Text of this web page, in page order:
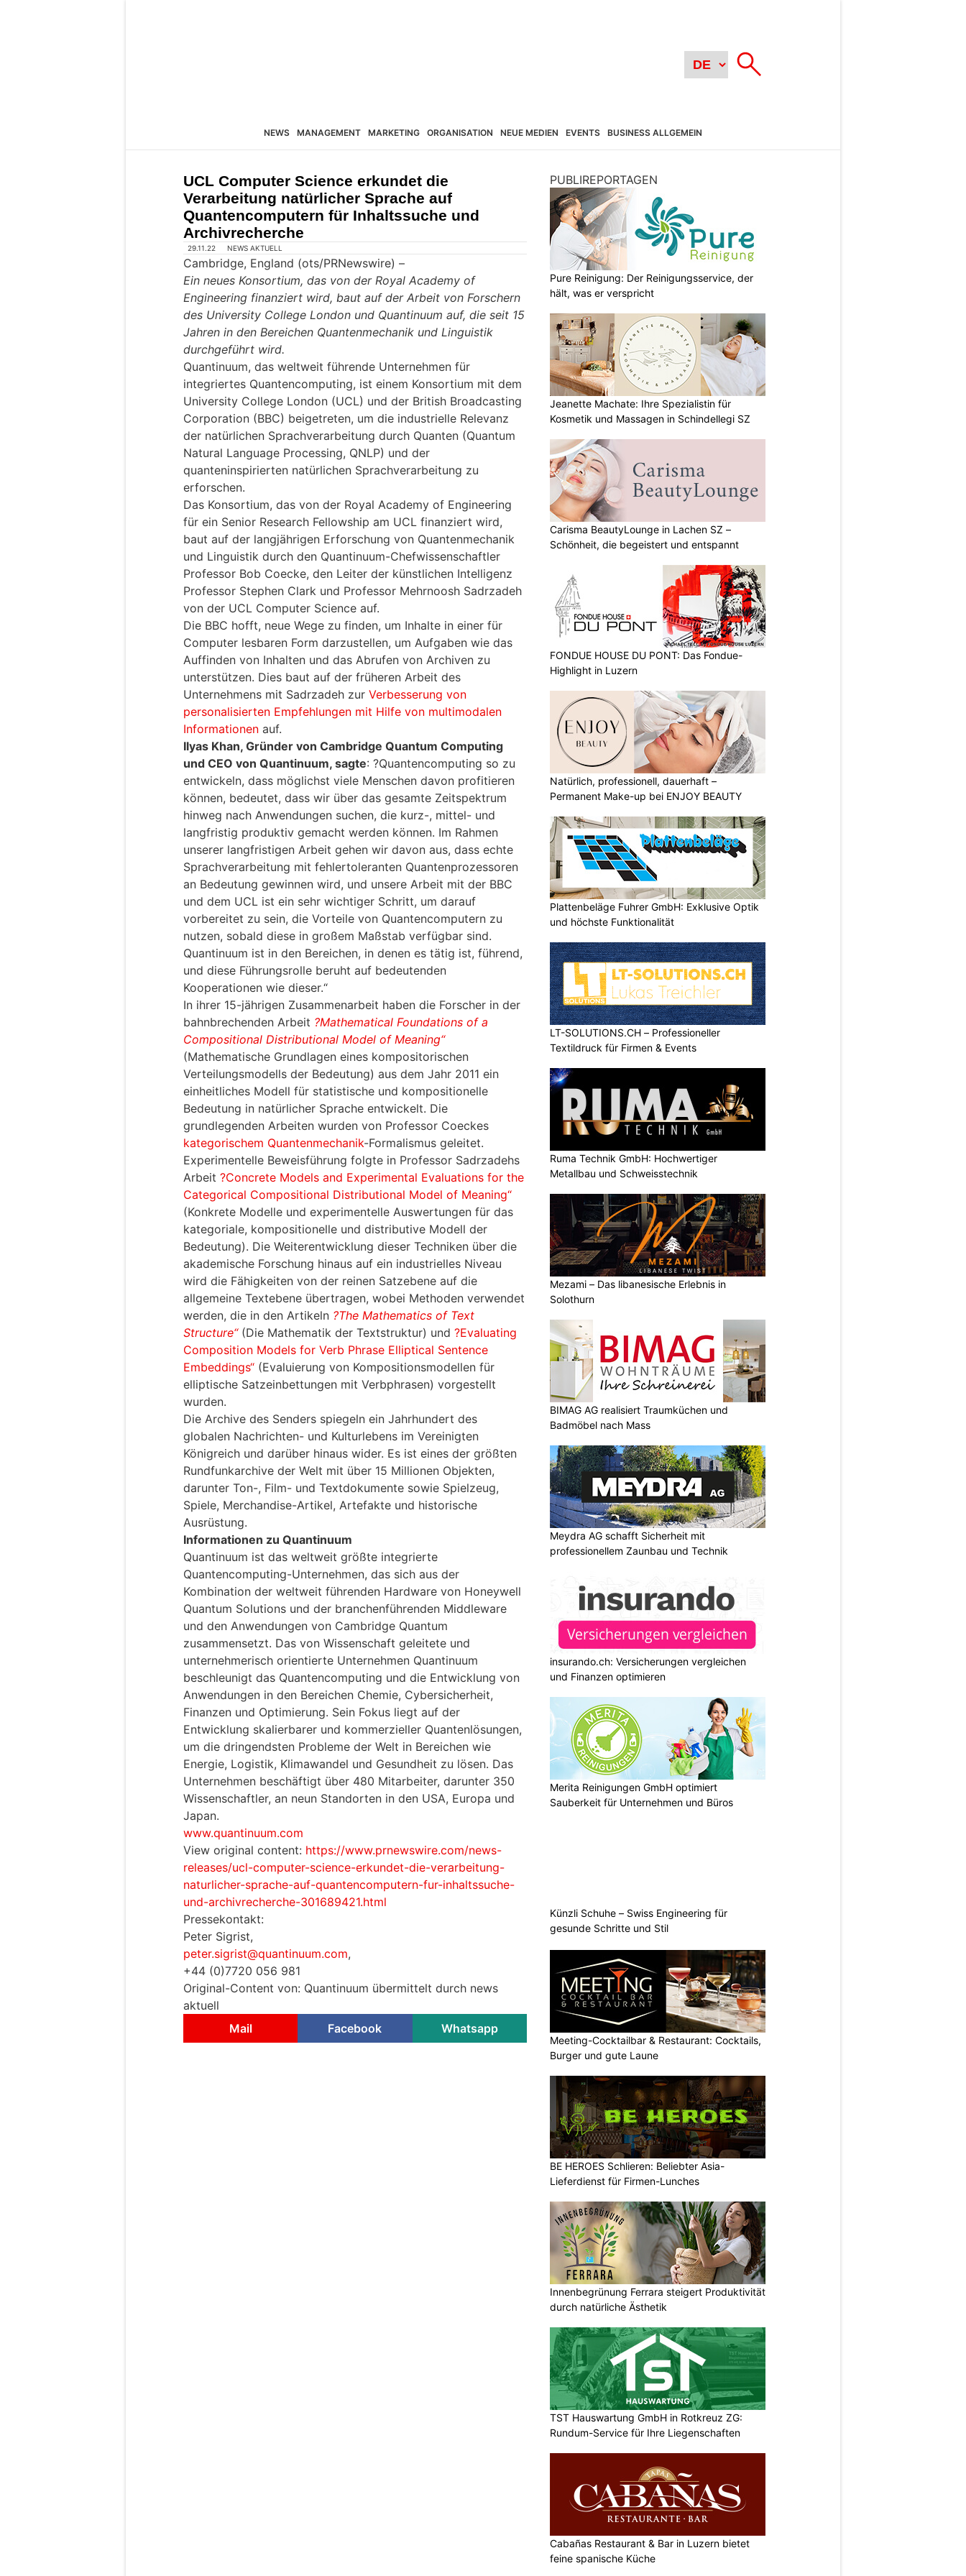
NEWS MANAGEMENT MARKETING ORGANISATION NEUE MEDIEN EVENTS BUSINESS ALLGEMEIN
UCL Computer Science erkundet die
Verarbeitung natürlicher Sprache auf
Quantencomputern für Inhaltssuche und
Archivrecherche
29.11.22 NEWS AKTUELL
Cambridge, England (ots/PRNewswire) –
Ein neues Konsortium, das von der Royal Academy of
Engineering finanziert wird, baut auf der Arbeit von Forschern
des University College London und Quantinuum auf, die seit 15
Jahren in den Bereichen Quantenmechanik und Linguistik
durchgeführt wird.
Quantinuum, das weltweit führende Unternehmen für
integriertes Quantencomputing, ist einem Konsortium mit dem
University College London (UCL) und der British Broadcasting
Corporation (BBC) beigetreten, um die industrielle Relevanz
der natürlichen Sprachverarbeitung durch Quanten (Quantum
Natural Language Processing, QNLP) und der
quanteninspirierten natürlichen Sprachverarbeitung zu
erforschen.
Das Konsortium, das von der Royal Academy of Engineering
für ein Senior Research Fellowship am UCL finanziert wird,
baut auf der langjährigen Erforschung von Quantenmechanik
und Linguistik durch den Quantinuum-Chefwissenschaftler
Professor Bob Coecke, den Leiter der künstlichen Intelligenz
Professor Stephen Clark und Professor Mehrnoosh Sadrzadeh
von der UCL Computer Science auf.
Die BBC hofft, neue Wege zu finden, um Inhalte in einer für
Computer lesbaren Form darzustellen, um Aufgaben wie das
Auffinden von Inhalten und das Abrufen von Archiven zu
unterstützen. Dies baut auf der früheren Arbeit des
Unternehmens mit Sadrzadeh zur Verbesserung von
personalisierten Empfehlungen mit Hilfe von multimodalen
Informationen auf.
Ilyas Khan, Gründer von Cambridge Quantum Computing
und CEO von Quantinuum, sagte: ?Quantencomputing so zu
entwickeln, dass möglichst viele Menschen davon profitieren
können, bedeutet, dass wir über das gesamte Zeitspektrum
hinweg nach Anwendungen suchen, die kurz-, mittel- und
langfristig produktiv gemacht werden können. Im Rahmen
unserer langfristigen Arbeit gehen wir davon aus, dass echte
Sprachverarbeitung mit fehlertoleranten Quantenprozessoren
an Bedeutung gewinnen wird, und unsere Arbeit mit der BBC
und dem UCL ist ein sehr wichtiger Schritt, um darauf
vorbereitet zu sein, die Vorteile von Quantencomputern zu
nutzen, sobald diese in großem Maßstab verfügbar sind.
Quantinuum ist in den Bereichen, in denen es tätig ist, führend,
und diese Führungsrolle beruht auf bedeutenden
Kooperationen wie dieser.“
In ihrer 15-jährigen Zusammenarbeit haben die Forscher in der
bahnbrechenden Arbeit ?Mathematical Foundations of a
Compositional Distributional Model of Meaning“
(Mathematische Grundlagen eines kompositorischen
Verteilungsmodells der Bedeutung) aus dem Jahr 2011 ein
einheitliches Modell für statistische und kompositionelle
Bedeutung in natürlicher Sprache entwickelt. Die
grundlegenden Arbeiten wurden von Professor Coeckes
kategorischem Quantenmechanik-Formalismus geleitet.
Experimentelle Beweisführung folgte in Professor Sadrzadehs
Arbeit ?Concrete Models and Experimental Evaluations for the
Categorical Compositional Distributional Model of Meaning“
(Konkrete Modelle und experimentelle Auswertungen für das
kategoriale, kompositionelle und distributive Modell der
Bedeutung). Die Weiterentwicklung dieser Techniken über die
akademische Forschung hinaus auf ein industrielles Niveau
wird die Fähigkeiten von der reinen Satzebene auf die
allgemeine Textebene übertragen, wobei Methoden verwendet
werden, die in den Artikeln ?The Mathematics of Text
Structure“(Die Mathematik der Textstruktur) und ?Evaluating
Composition Models for Verb Phrase Elliptical Sentence
Embeddings“ (Evaluierung von Kompositionsmodellen für
elliptische Satzeinbettungen mit Verbphrasen) vorgestellt
wurden.
Die Archive des Senders spiegeln ein Jahrhundert des
globalen Nachrichten- und Kulturlebens im Vereinigten
Königreich und darüber hinaus wider. Es ist eines der größten
Rundfunkarchive der Welt mit über 15 Millionen Objekten,
darunter Ton-, Film- und Textdokumente sowie Spielzeug,
Spiele, Merchandise-Artikel, Artefakte und historische
Ausrüstung.
Informationen zu Quantinuum
Quantinuum ist das weltweit größte integrierte
Quantencomputing-Unternehmen, das sich aus der
Kombination der weltweit führenden Hardware von Honeywell
Quantum Solutions und der branchenführenden Middleware
und den Anwendungen von Cambridge Quantum
zusammensetzt. Das von Wissenschaft geleitete und
unternehmerisch orientierte Unternehmen Quantinuum
beschleunigt das Quantencomputing und die Entwicklung von
Anwendungen in den Bereichen Chemie, Cybersicherheit,
Finanzen und Optimierung. Sein Fokus liegt auf der
Entwicklung skalierbarer und kommerzieller Quantenlösungen,
um die dringendsten Probleme der Welt in Bereichen wie
Energie, Logistik, Klimawandel und Gesundheit zu lösen. Das
Unternehmen beschäftigt über 480 Mitarbeiter, darunter 350
Wissenschaftler, an neun Standorten in den USA, Europa und
Japan.
www.quantinuum.com
View original content: https://www.prnewswire.com/news-
releases/ucl-computer-science-erkundet-die-verarbeitung-
naturlicher-sprache-auf-quantencomputern-fur-inhaltssuche-
und-archivrecherche-301689421.html
Pressekontakt:
Peter Sigrist,
peter.sigrist@quantinuum.com,
+44 (0)7720 056 981
Original-Content von: Quantinuum übermittelt durch news
aktuell
Mail
Facebook Whatsapp
PUBLIREPORTAGEN
Pure Reinigung: Der Reinigungsservice, der
hält, was er verspricht
Jeanette Machate: Ihre Spezialistin für
Kosmetik und Massagen in Schindellegi SZ
Carisma BeautyLounge in Lachen SZ –
Schönheit, die begeistert und entspannt
FONDUE HOUSE DU PONT: Das Fondue-
Highlight in Luzern
Natürlich, professionell, dauerhaft –
Permanent Make-up bei ENJOY BEAUTY
Plattenbeläge Fuhrer GmbH: Exklusive Optik
und höchste Funktionalität
LT-SOLUTIONS.CH – Professioneller
Textildruck für Firmen & Events
Ruma Technik GmbH: Hochwertiger
Metallbau und Schweisstechnik
Mezami – Das libanesische Erlebnis in
Solothurn
BIMAG AG realisiert Traumküchen und
Badmöbel nach Mass
Meydra AG schafft Sicherheit mit
professionellem Zaunbau und Technik
insurando.ch: Versicherungen vergleichen
und Finanzen optimieren
Merita Reinigungen GmbH optimiert
Sauberkeit für Unternehmen und Büros
Künzli Schuhe – Swiss Engineering für
gesunde Schritte und Stil
Meeting-Cocktailbar & Restaurant: Cocktails,
Burger und gute Laune
BE HEROES Schlieren: Beliebter Asia-
Lieferdienst für Firmen-Lunches
Innenbegrünung Ferrara steigert Produktivität
durch natürliche Ästhetik
TST Hauswartung GmbH in Rotkreuz ZG:
Rundum-Service für Ihre Liegenschaften
Cabañas Restaurant & Bar in Luzern bietet
feine spanische Küche